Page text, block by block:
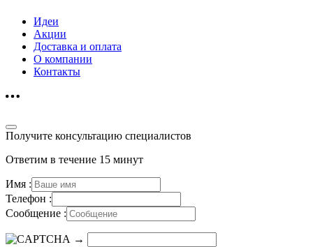
Идеи
Акции
Доставка и оплата
О компании
Контакты
Получите консультацию специалистов
Ответим в течение 15 минут
Имя :
Телефон :
Сообщение :
→